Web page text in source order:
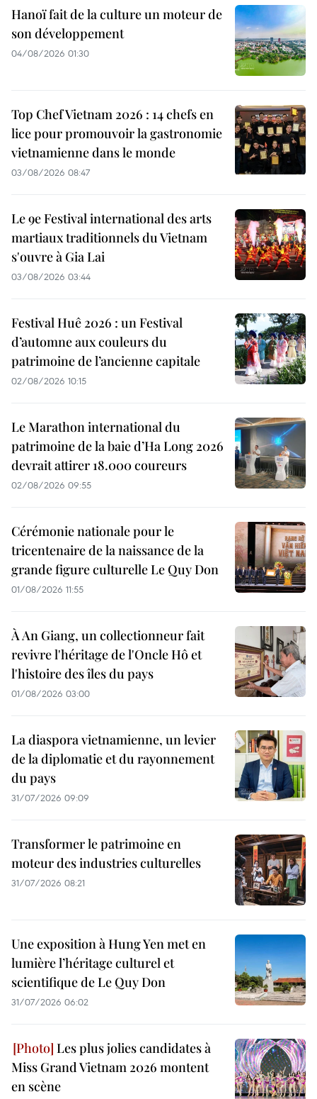
Hanoï fait de la culture un moteur de
son développement
04/08/2026 01:30
Top Chef Vietnam 2026 : 14 chefs en
lice pour promouvoir la gastronomie
vietnamienne dans le monde
03/08/2026 08:47
Le 9e Festival international des arts
martiaux traditionnels du Vietnam
s'ouvre à Gia Lai
03/08/2026 03:44
Festival Huê 2026 : un Festival
d’automne aux couleurs du
patrimoine de l’ancienne capitale
02/08/2026 10:15
Le Marathon international du
patrimoine de la baie d’Ha Long 2026
devrait attirer 18.000 coureurs
02/08/2026 09:55
Cérémonie nationale pour le
tricentenaire de la naissance de la
grande figure culturelle Le Quy Don
01/08/2026 11:55
À An Giang, un collectionneur fait
revivre l'héritage de l'Oncle Hô et
l'histoire des îles du pays
01/08/2026 03:00
La diaspora vietnamienne, un levier
de la diplomatie et du rayonnement
du pays
31/07/2026 09:09
Transformer le patrimoine en
moteur des industries culturelles
31/07/2026 08:21
Une exposition à Hung Yen met en
lumière l’héritage culturel et
scientifique de Le Quy Don
31/07/2026 06:02
Les plus jolies candidates à
Miss Grand Vietnam 2026 montent
en scène